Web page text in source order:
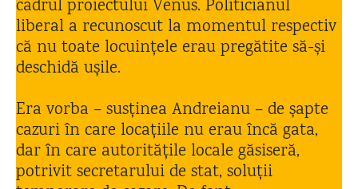
cadrul proiectului Venus. Politicianul
liberal a recunoscut la momentul respectiv
că nu toate locuințele erau pregătite să-și
deschidă ușile.
Era vorba – susținea Andreianu – de șapte
cazuri în care locațiile nu erau încă gata,
dar în care autoritățile locale găsiseră,
potrivit secretarului de stat, soluții